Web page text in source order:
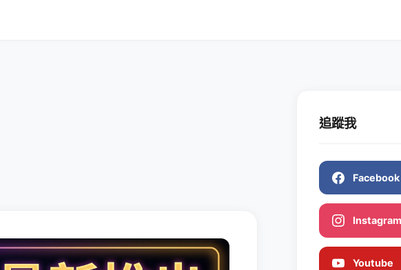
追蹤我
Facebook
Instagram
Youtube